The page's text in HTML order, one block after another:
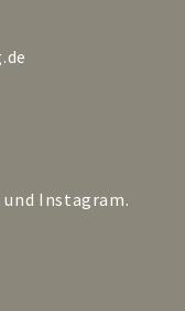
und Instagram.